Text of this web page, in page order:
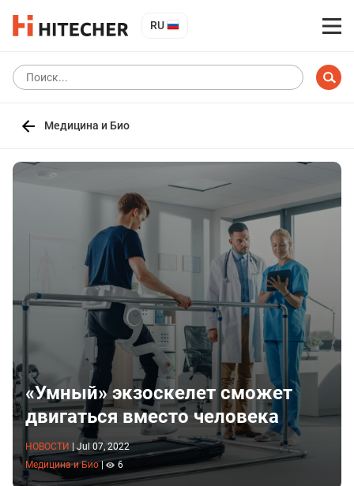
RU
Медицина и Био
«Умный» экзоскелет сможет
двигаться вместо человека
НОВОСТИ
Jul 07, 2022
Медицина и Био | 6